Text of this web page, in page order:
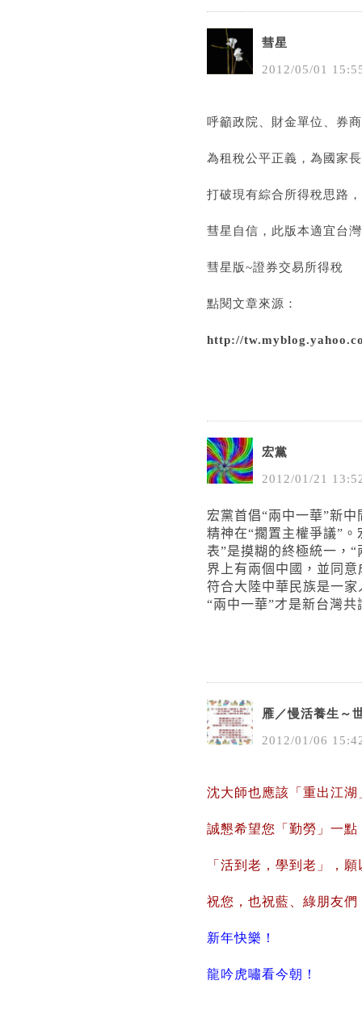
彗星
2012/05/01 15:
呼籲政院、財金單位、券
為租稅公平正義，為國家
打破現有綜合所得稅思路
彗星自信，此版本適宜台
彗星版~證券交易所得稅
點閱文章來源：
http://
宏黨
2012/01 /21 13:
宏黨首倡“兩中一華”新
精神在“擱置主權爭議”。
表”是摸糊的終極統一，
界上有兩個中國，並同
符合大陸中華民族是一
“兩中一華”才是新台灣
雁／慢活養生～
2012/01 /06 15:
沈大師也應該「重出江湖
誠懇希望您「勤勞」一
「活到老，學到老」，
祝您，也祝藍、綠朋友們
新年快樂！
龍吟虎嘯看今朝！